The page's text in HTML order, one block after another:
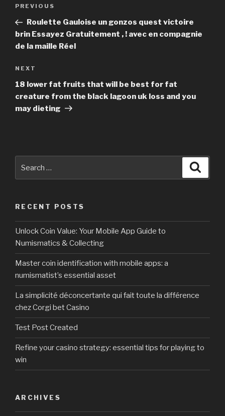
Previous
Post
PREVIOUS
Roulette Gauloise un gonzos quest victoire
brin Essayez Gratuitement , ! avec en compagnie
de la maille Réel
Next
Post
NEXT
18 lower fat fruits that will be best for fat
creature from the black lagoon uk loss and you
may dieting
RECENT POSTS
Unlock Coin Value: Your Mobile App Guide to
Numismatics & Collecting
Master coin identification with mobile apps: a
numismatist’s essential asset
La simplicité déconcertante qui fait toute la différence
chez Corgi bet Casino
Test Post Created
Refine your casino strategy: essential tips for playing to
win
ARCHIVES